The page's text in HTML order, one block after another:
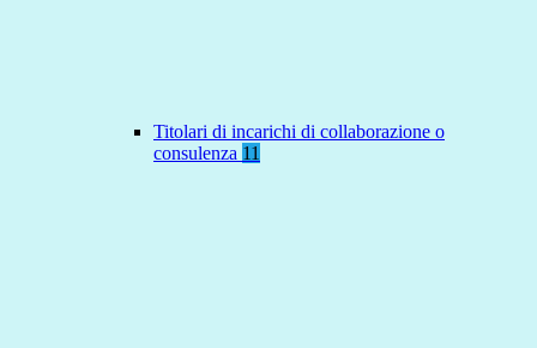
Titolari di incarichi di collaborazione o
consulenza 11